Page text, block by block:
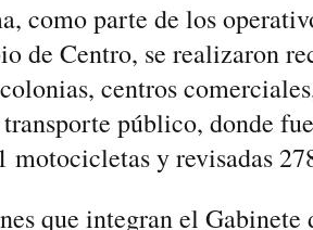
como parte de los
de Centro, se realizaron
centros
público, donde
motocicletas y revisadas
que integran el Gabinete